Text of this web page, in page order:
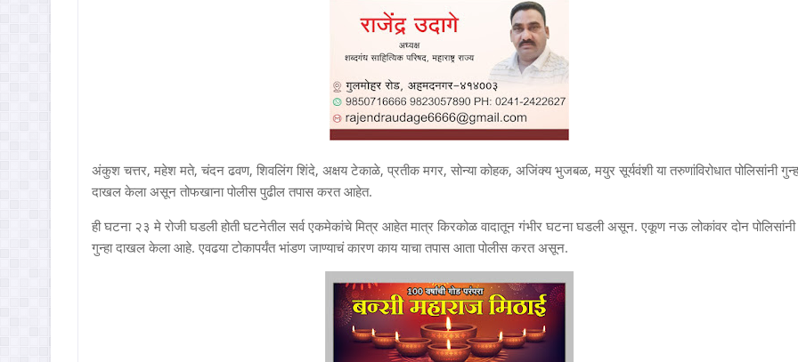
अंकुश चत्तर, महेश मते, चंदन ढवण, शिवलिंग शिंदे, अक्षय टेकाळे, प्रतीक मगर, सोन्या कोहक, अजिंक्य भुजबळ, मयुर सूर्यवंशी या तरुणांविरोधात पोलिसांनी
दाखल केला असून तोफखाना पोलीस पुढील तपास करत आहेत.
ही घटना २३ मे रोजी घडली होती घटनेतील सर्व एकमेकांचे मित्र आहेत मात्र किरकोळ वादातून गंभीर घटना घडली असून. एकूण नऊ लोकांवर दोन पोलिसांनी
गुन्हा दाखल केला आहे. एवढया टोकापर्यंत भांडण जाण्याचं कारण काय याचा तपास आता पोलीस करत असून.